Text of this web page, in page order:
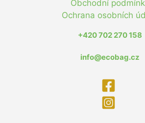
Obchodní
Ochrana osobních
+420 702 270 158
info@ecobag.cz